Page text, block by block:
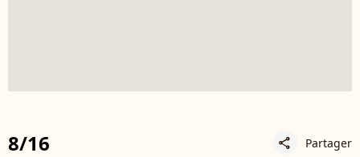
8/16 share Partager